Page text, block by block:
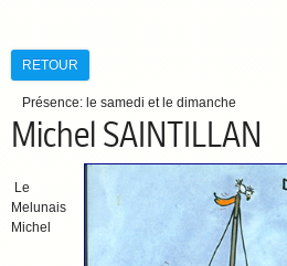
RETOUR
Présence: le samedi et le dimanche
Michel SAINTILLAN
Le
Melunais
Michel